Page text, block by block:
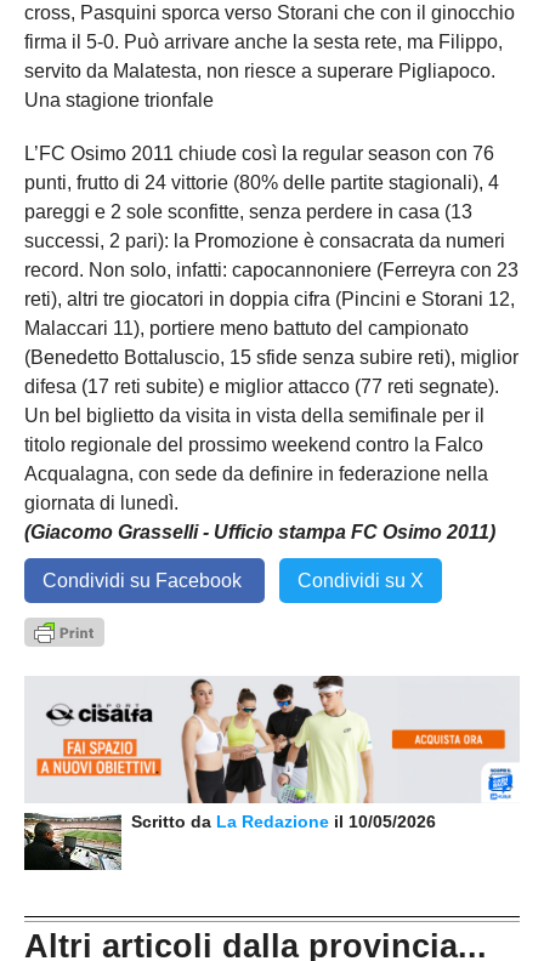
cross, Pasquini sporca verso Storani che con il ginocchio
firma il 5-0. Può arrivare anche la sesta rete, ma Filippo,
servito da Malatesta, non riesce a superare Pigliapoco.
Una stagione trionfale
L’FC Osimo 2011 chiude così la regular season con 76
punti, frutto di 24 vittorie (80% delle partite stagionali), 4
pareggi e 2 sole sconfitte, senza perdere in casa (13
successi, 2 pari): la Promozione è consacrata da numeri
record. Non solo, infatti: capocannoniere (Ferreyra con 23
reti), altri tre giocatori in doppia cifra (Pincini e Storani 12,
Malaccari 11), portiere meno battuto del campionato
(Benedetto Bottaluscio, 15 sfide senza subire reti), miglior
difesa (17 reti subite) e miglior attacco (77 reti segnate).
Un bel biglietto da visita in vista della semifinale per il
titolo regionale del prossimo weekend contro la Falco
Acqualagna, con sede da definire in federazione nella
giornata di lunedì.
(Giacomo Grasselli - Ufficio stampa FC Osimo 2011)
Condividi su Facebook Condividi su X
Scritto da La Redazione il 10/05/2026
Altri articoli dalla provincia...